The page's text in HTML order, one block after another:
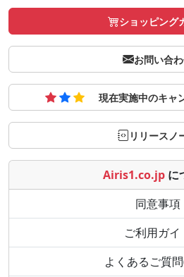
ショッピング
お問い合
現在実施中のキャ
リリースノ
Airis1.co.jp に
同意事項
ご利用ガイ
よくあるご質